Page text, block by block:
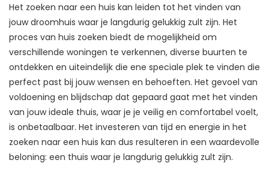
Het zoeken naar een huis kan leiden tot het vinden van
jouw droomhuis waar je langdurig gelukkig zult zijn. Het
proces van huis zoeken biedt de mogelijkheid om
verschillende woningen te verkennen, diverse buurten te
ontdekken en uiteindelijk die ene speciale plek te vinden die
perfect past bij jouw wensen en behoeften. Het gevoel van
voldoening en blijdschap dat gepaard gaat met het vinden
van jouw ideale thuis, waar je je veilig en comfortabel voelt,
is onbetaalbaar. Het investeren van tijd en energie in het
zoeken naar een huis kan dus resulteren in een waardevolle
beloning: een thuis waar je langdurig gelukkig zult zijn.